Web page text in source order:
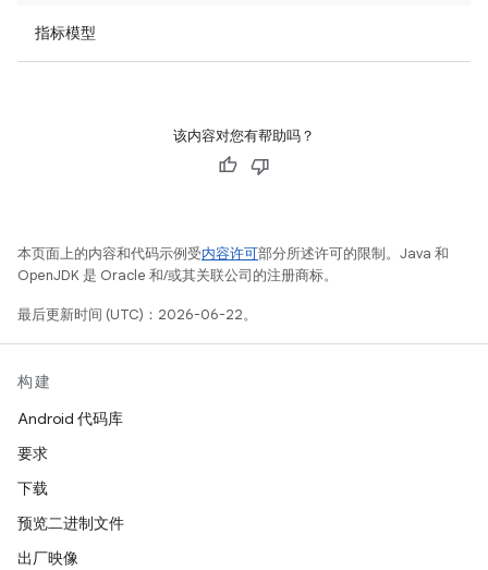
指标模型
该内容对您有帮助吗？
本页面上的内容和代码示例受内容许可部分所述许可的限制。Java 和
OpenJDK 是 Oracle 和/或其关联公司的注册商标。
最后更新时间 (UTC)：2026-06-22。
构建
Android 代码库
要求
下载
预览二进制文件
出厂映像